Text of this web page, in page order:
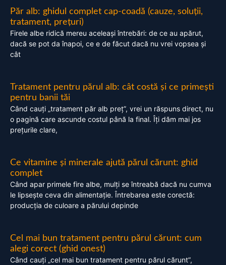
Păr alb: ghidul complet cap-coadă (cauze, soluții,
tratament, prețuri)
Firele albe ridică mereu aceleași întrebări: de ce au apărut,
dacă se pot da înapoi, ce e de făcut dacă nu vrei vopsea și
cât
Tratament pentru părul alb: cât costă și ce primești
pentru banii tăi
Când cauți „tratament păr alb preț”, vrei un răspuns direct, nu
o pagină care ascunde costul până la final. Îți dăm mai jos
prețurile clare,
Ce vitamine și minerale ajută părul cărunt: ghid
complet
Când apar primele fire albe, mulți se întreabă dacă nu cumva
le lipsește ceva din alimentație. Întrebarea este corectă:
producția de culoare a părului depinde
Cel mai bun tratament pentru părul cărunt: cum
alegi corect (ghid onest)
Când cauți „cel mai bun tratament pentru părul cărunt”,